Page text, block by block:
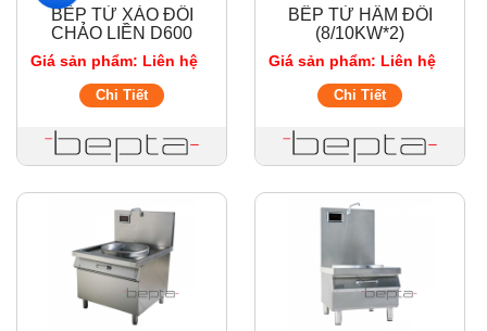
BẾP TỪ XÀO ĐÔI
CHẢO LIỀN D600
Giá sản phẩm: Liên hệ
Chi Tiết
BẾP TỪ HẦM ĐÔI
(8/10KW*2)
Giá sản phẩm: Liên hệ
Chi Tiết